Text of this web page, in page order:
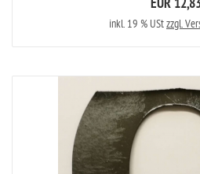
EUR
inkl. 19 % UStzzgl.